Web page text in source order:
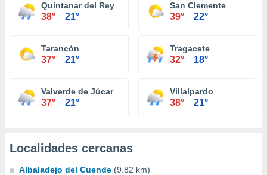
Quintanar del Rey
38° 21°
San Clemente
39° 22°
Tarancón
37° 21°
Tragacete
32° 18°
Valverde de Júcar
37° 21°
Villalpardo
38° 21°
Localidades cercanas
Albaladejo del Cuende (9.82 km)